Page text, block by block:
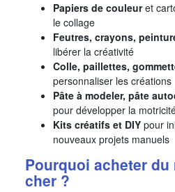
Papiers de couleuret
le collage
Feutres, crayons,
libérer la créativité
Colle, paillettes,
personnaliser les créations
Pâte à modeler, pâte
pour développer la
Kits créatifs et DIY pour
nouveaux projets manuels
Pourquoi acheter du
cher ?